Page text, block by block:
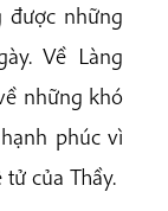
được những
Về Làng
những khó
phúc vì
của Thầy.